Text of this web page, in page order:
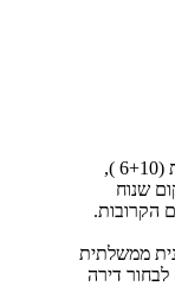
אנחנו זוג בני 40 עם שני ילדים קטנים יחסית (6+10 ),
שנוח
הקרובות.
ממשלתית
לבחור דירה